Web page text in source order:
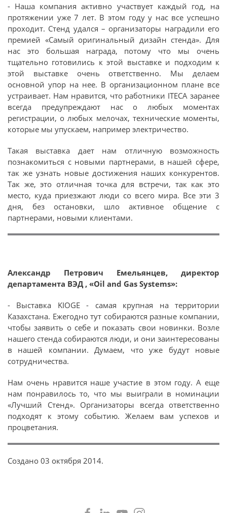
- Наша компания активно участвует каждый год, на
протяжении уже 7 лет. В этом году у нас все успешно
проходит. Стенд удался – организаторы наградили его
премией «Самый оригинальный дизайн стенда». Для
нас это большая награда, потому что мы очень
тщательно готовились к этой выставке и подходим к
этой выставке очень ответственно. Мы делаем
основной упор на нее. В организационном плане все
устраивает. Нам нравится, что работники ITECA заранее
всегда предупреждают нас о любых моментах
регистрации, о любых мелочах, технические моменты,
которые мы упускаем, например электричество.
Такая выставка дает нам отличную возможность
познакомиться с новыми партнерами, в нашей сфере,
так же узнать новые достижения наших конкурентов.
Так же, это отличная точка для встречи, так как это
место, куда приезжают люди со всего мира. Все эти 3
дня, без остановки, шло активное общение с
партнерами, новыми клиентами.
Александр Петрович Емельянцев, директор
департамента ВЭД , «Oil and Gas Systems»:
- Выставка KIOGE - самая крупная на территории
Казахстана. Ежегодно тут собираются разные компании,
чтобы заявить о себе и показать свои новинки. Возле
нашего стенда собираются люди, и они заинтересованы
в нашей компании. Думаем, что уже будут новые
сотрудничества.
Нам очень нравится наше участие в этом году. А еще
нам понравилось то, что мы выиграли в номинации
«Лучший Стенд». Организаторы всегда ответственно
подходят к этому событию. Желаем вам успехов и
процветания.
Создано 03 октября 2014.